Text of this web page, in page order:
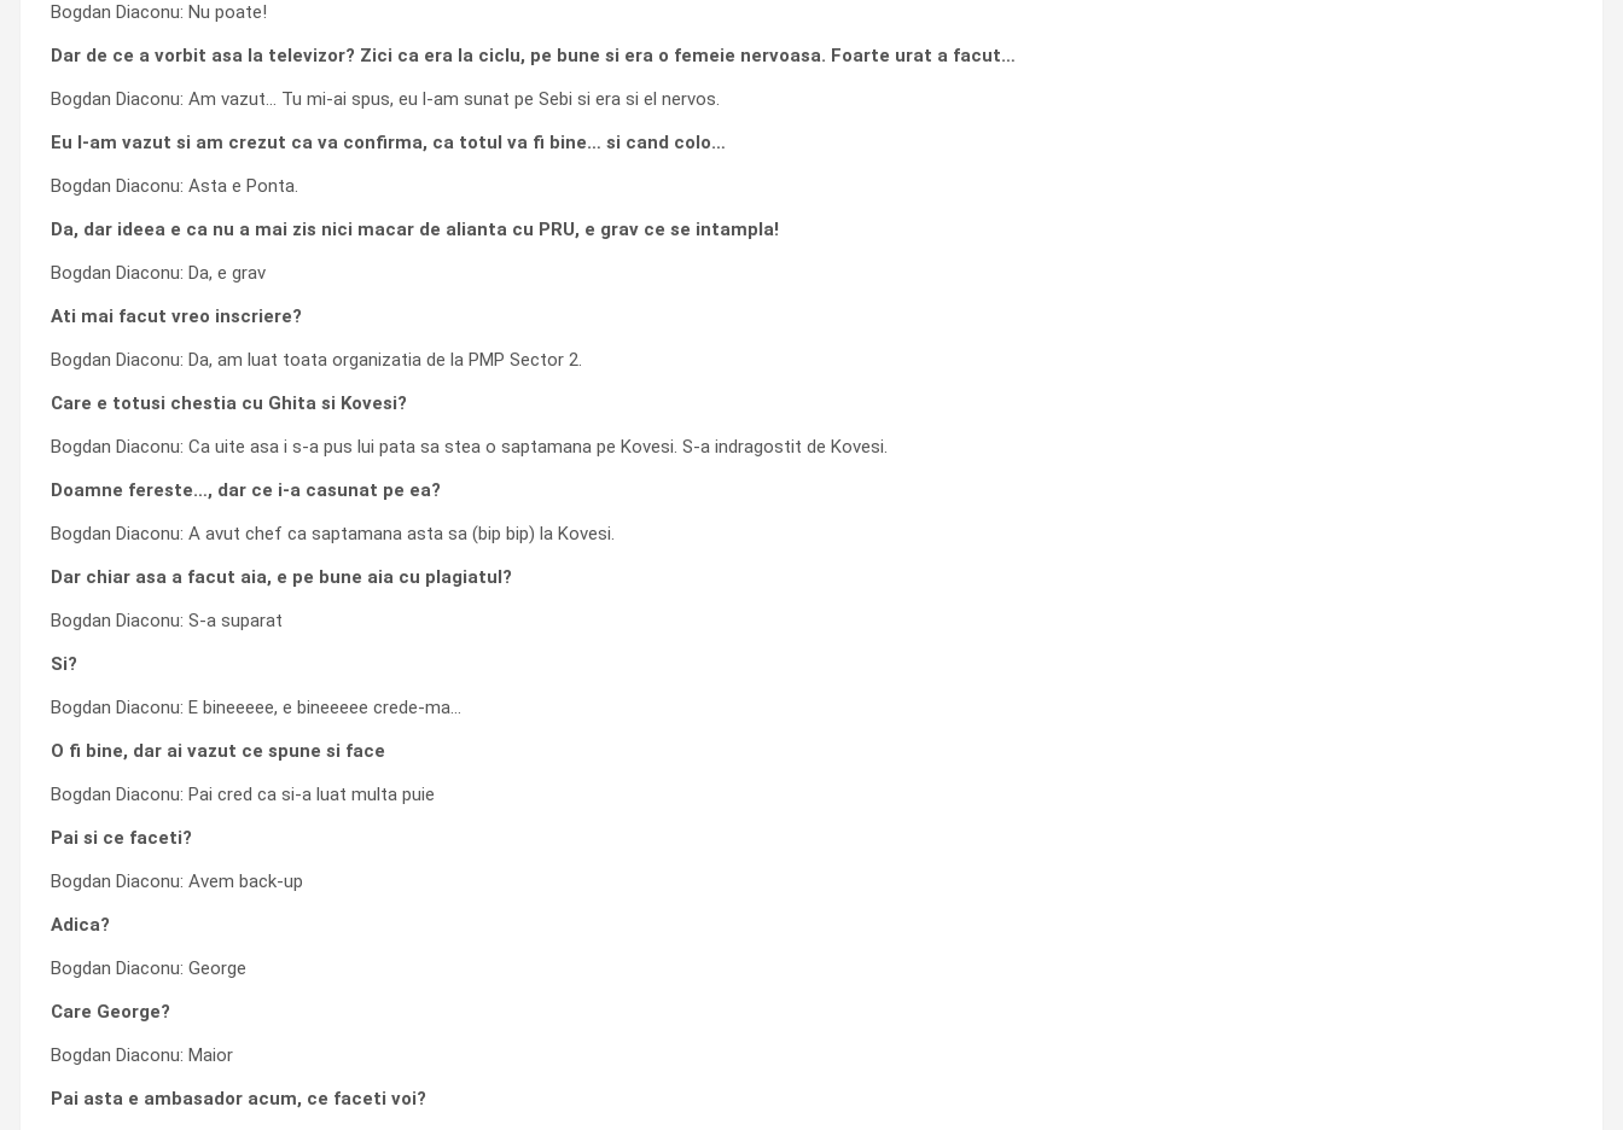
Bogdan Diaconu: Nu poate!
Dar de ce a vorbit asa la televizor? Zici ca era la ciclu, pe bune si era o femeie nervoasa. Foarte urat a facut…
Bogdan Diaconu: Am vazut… Tu mi-ai spus, eu l-am sunat pe Sebi si era si el nervos.
Eu l-am vazut si am crezut ca va confirma, ca totul va fi bine… si cand colo…
Bogdan Diaconu: Asta e Ponta.
Da, dar ideea e ca nu a mai zis nici macar de alianta cu PRU, e grav ce se intampla!
Bogdan Diaconu: Da, e grav
Ati mai facut vreo inscriere?
Bogdan Diaconu: Da, am luat toata organizatia de la PMP Sector 2.
Care e totusi chestia cu Ghita si Kovesi?
Bogdan Diaconu: Ca uite asa i s-a pus lui pata sa stea o saptamana pe Kovesi. S-a indragostit de Kovesi.
Doamne fereste…, dar ce i-a casunat pe ea?
Bogdan Diaconu: A avut chef ca saptamana asta sa (bip bip) la Kovesi.
Dar chiar asa a facut aia, e pe bune aia cu plagiatul?
Bogdan Diaconu: S-a suparat
Si?
Bogdan Diaconu: E bineeeee, e bineeeee crede-ma…
O fi bine, dar ai vazut ce spune si face
Bogdan Diaconu: Pai cred ca si-a luat multa puie
Pai si ce faceti?
Bogdan Diaconu: Avem back-up
Adica?
Bogdan Diaconu: George
Care George?
Bogdan Diaconu: Maior
Pai asta e ambasador acum, ce faceti voi?